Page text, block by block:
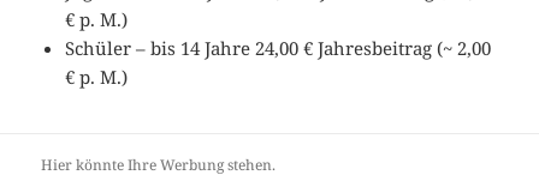
€ p. M.)
Schüler – bis 14 Jahre 24,00 € Jahresbeitrag (~ 2,00
€ p. M.)
Hier könnte Ihre Werbung stehen.